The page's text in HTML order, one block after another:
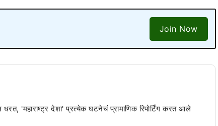
Join Now
धरत, 'महाराष्ट्र देशा' प्रत्येक घटनेचं प्रामाणिक रिपोर्टिंग करत आले